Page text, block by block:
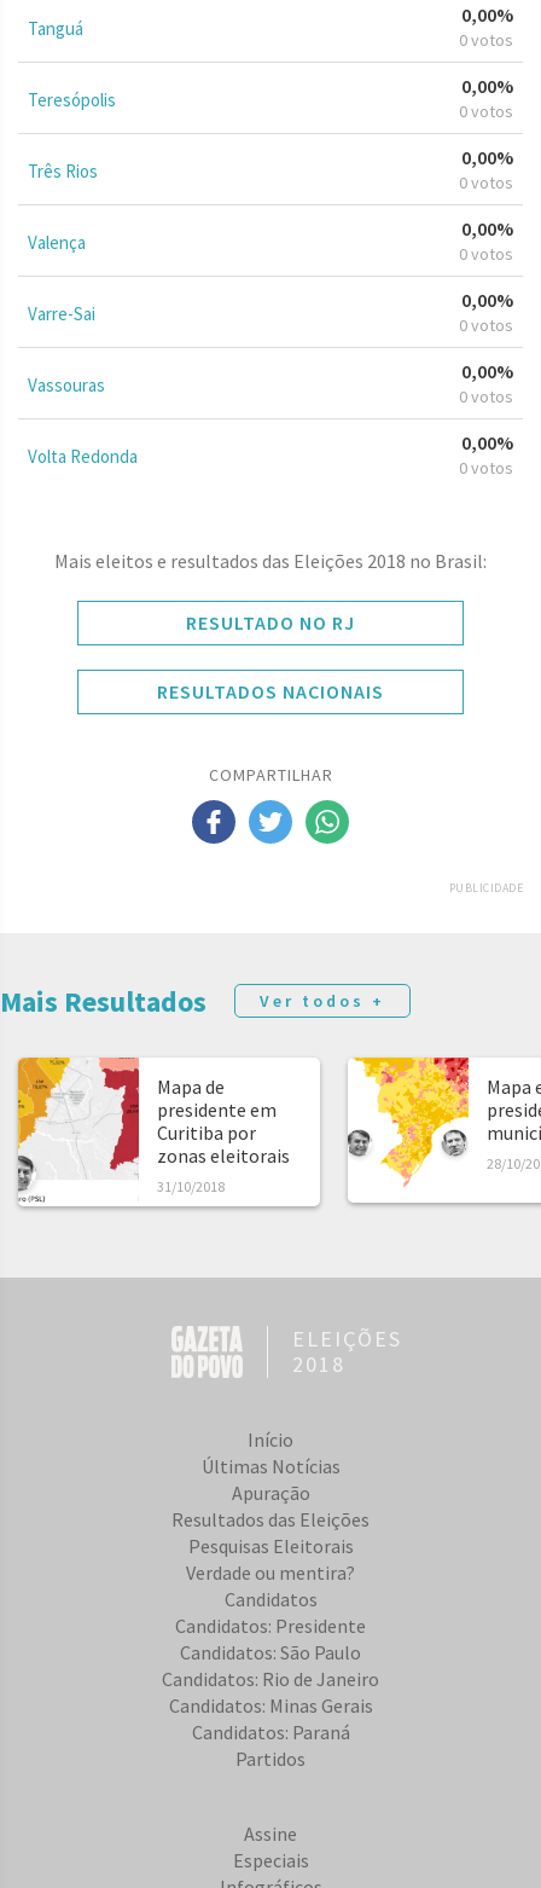
Tanguá
0,00%
0 votos
Teresópolis
0,00%
0 votos
Três Rios
0,00%
0 votos
Valença
0,00%
0 votos
Varre-Sai
0,00%
0 votos
Vassouras
0,00%
0 votos
Volta Redonda
0,00%
0 votos
Mais eleitos e resultados das Eleições 2018 no Brasil:
RESULTADO NO RJ
RESULTADOS NACIONAIS
COMPARTILHAR
PUBLICIDADE
Mais Resultados Ver todos +
Mapa de
presidente em
Curitiba por
zonas eleitorais
31/10/2018
Mapa
28/10/
ELEIÇÕES
2018
Início
Últimas Notícias
Apuração
Resultados das Eleições
Pesquisas Eleitorais
Verdade ou mentira?
Candidatos
Candidatos: Presidente
Candidatos: São Paulo
Candidatos: Rio de Janeiro
Candidatos: Minas Gerais
Candidatos: Paraná
Partidos
Assine
Especiais